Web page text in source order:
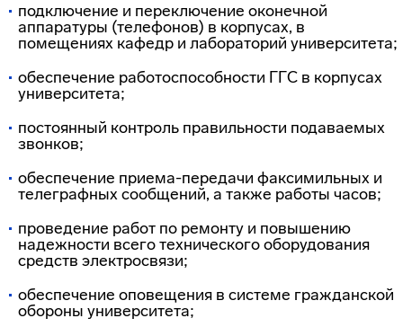
подключение и переключение оконечной
аппаратуры (телефонов) в корпусах, в
помещениях кафедр и лабораторий университета;
обеспечение работоспособности ГГС в корпусах
университета;
постоянный контроль правильности подаваемых
звонков;
обеспечение приема-передачи факсимильных и
телеграфных сообщений, а также работы часов;
проведение работ по ремонту и повышению
надежности всего технического оборудования
средств электросвязи;
обеспечение оповещения в системе гражданской
обороны университета;